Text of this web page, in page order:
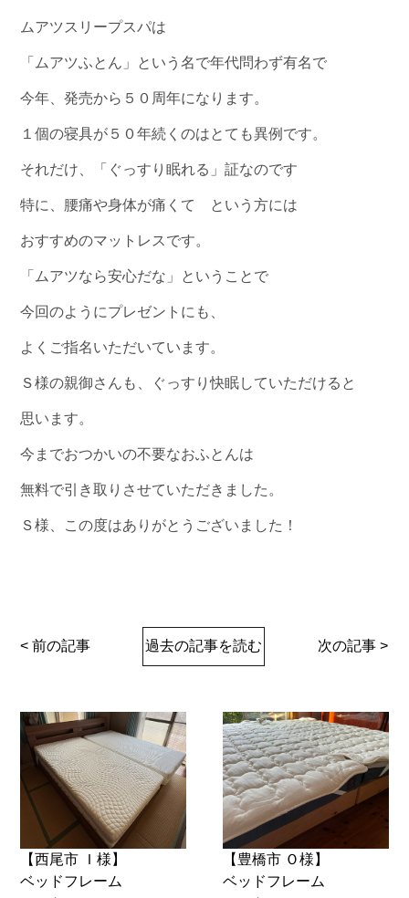
ムアツスリープスパは
「ムアツふとん」という名で年代問わず有名で
今年、発売から５０周年になります。
１個の寝具が５０年続くのはとても異例です。
それだけ、「ぐっすり眠れる」証なのです
特に、腰痛や身体が痛くて という方には
おすすめのマットレスです。
「ムアツなら安心だな」ということで
今回のようにプレゼントにも、
よくご指名いただいています。
Ｓ様の親御さんも、ぐっすり快眠していただけると
思います。
今までおつかいの不要なおふとんは
無料で引き取りさせていただきました。
Ｓ様、この度はありがとうございました！
< 前の記事 過去の記事を読む 次の記事 >
【西尾市 Ｉ様】
ベッドフレーム
【豊橋市 Ｏ様】
ベッドフレーム